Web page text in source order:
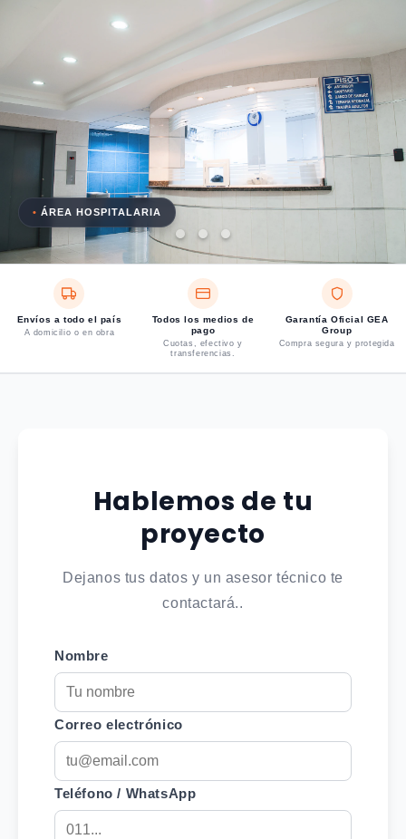
• ÁREA HOSPITALARIA
Envíos a todo el país
A domicilio o en obra
Todos los medios de
pago
Cuotas, efectivo y
transferencias.
Garantía Oficial GEA
Group
Compra segura y protegida
Hablemos de tu
proyecto
Dejanos tus datos y un asesor técnico te
contactará..
Nombre
Correo electrónico
Teléfono / WhatsApp